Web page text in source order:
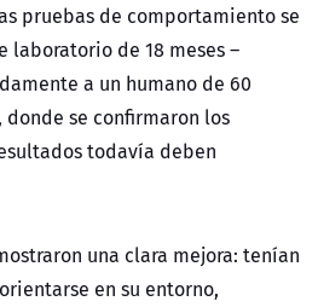
pruebas de comportamiento se
laboratorio de 18 meses –
a un humano de 60
donde se confirmaron los
todavía deben
una clara mejora: tenían
en su entorno,